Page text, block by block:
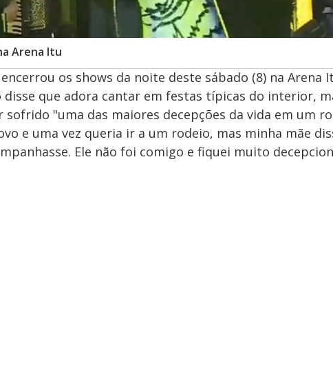
Arena Itu
os shows da noite deste sábado (8) na Arena
disse que adora cantar em festas típicas do interior,
"uma das maiores decepções da vida em um
e uma vez queria ir a um rodeio, mas minha mãe
Ele não foi comigo e fiquei muito